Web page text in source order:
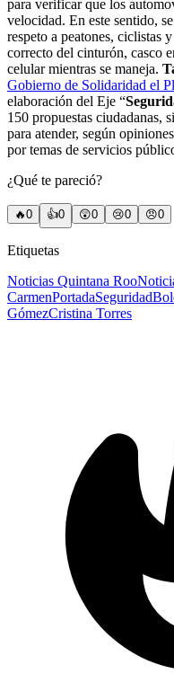
para verificar que los
velocidad. En este sentido,
respeto a peatones, ciclistas
correcto del cinturón, casco
celular mientras se maneja.
Gobierno de Solidaridad el
elaboración del Eje “
150 propuestas ciudadanas,
para atender, según
por temas de servicios
¿Qué te pareció?
🔥0 👍0 😲0 😢0 😠0
Etiquetas
Noticias Quintana Roo
CarmenPortadaSeguridad
GómezCristina Torres